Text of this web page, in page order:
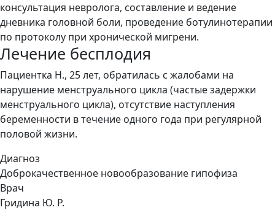
консультация невролога, составление и ведение
дневника головной боли, проведение ботулинотерапии
по протоколу при хронической мигрени.
Лечение бесплодия
Пациентка Н., 25 лет, обратилась с жалобами на
нарушение менструального цикла (частые задержки
менструального цикла), отсутствие наступления
беременности в течение одного года при регулярной
половой жизни.
Диагноз
Доброкачественное новообразование гипофиза
Врач
Гридина Ю. Р.